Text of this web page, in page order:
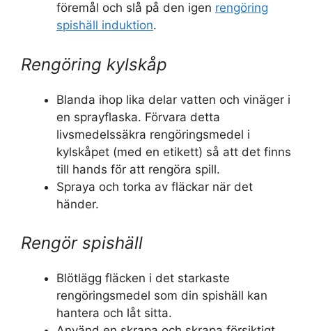
föremål och slå på den igen rengöring
spishäll induktion.
Rengöring kylskåp
Blanda ihop lika delar vatten och vinäger i
en sprayflaska. Förvara detta
livsmedelssäkra rengöringsmedel i
kylskåpet (med en etikett) så att det finns
till hands för att rengöra spill.
Spraya och torka av fläckar när det
händer.
Rengör spishäll
Blötlägg fläcken i det starkaste
rengöringsmedel som din spishäll kan
hantera och låt sitta.